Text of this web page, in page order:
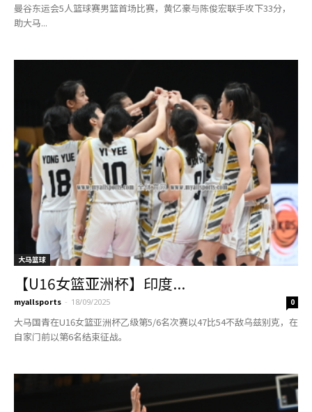
曼谷东运会5人篮球赛男篮首场比赛，黄亿豪与陈俊宏联手攻下33分，
助大马...
大马篮球
【U16女篮亚洲杯】印度...
myallsports - 18/09/2025 0
大马国青在U16女篮亚洲杯乙级第5/6名次赛以47比54不敌乌兹别克，在
自家门前以第6名结束征战。